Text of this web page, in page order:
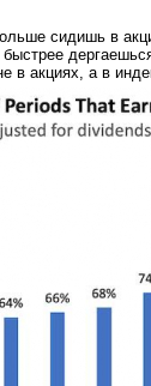
сидишь в
в акциях, а в